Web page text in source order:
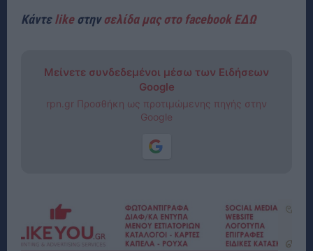
Κάντεlikeστηνσελίδα μας στο facebook ΕΔΩ
Μείνετε συνδεδεμένοι μέσω των Ειδήσεων
Google
rpn.gr Προσθήκη ως προτιμώμενης πηγής στην
Google